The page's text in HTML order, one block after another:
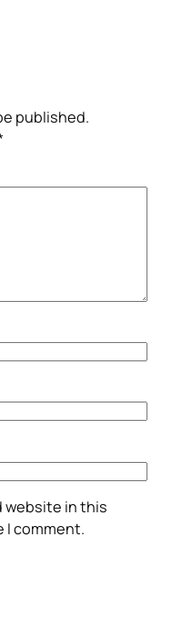
published.
website in this
I comment.